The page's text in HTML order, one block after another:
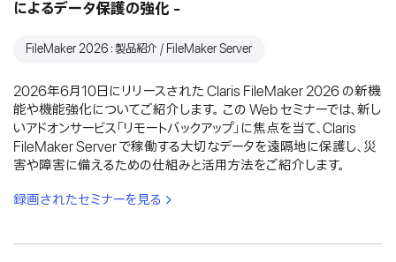
によるデータ保護の強化 -
FileMaker 2026：製品紹介 / FileMaker Server
2026年6月10日にリリースされた Claris FileMaker 2026 の新機
能や機能強化についてご紹介します。 この Web セミナーでは、新し
いアドオンサービス「リモートバックアップ」に焦点を当て、Claris
FileMaker Server で稼働する大切なデータを遠隔地に保護し、災
害や障害に備えるための仕組みと活用方法をご紹介します。
録画されたセミナーを見る